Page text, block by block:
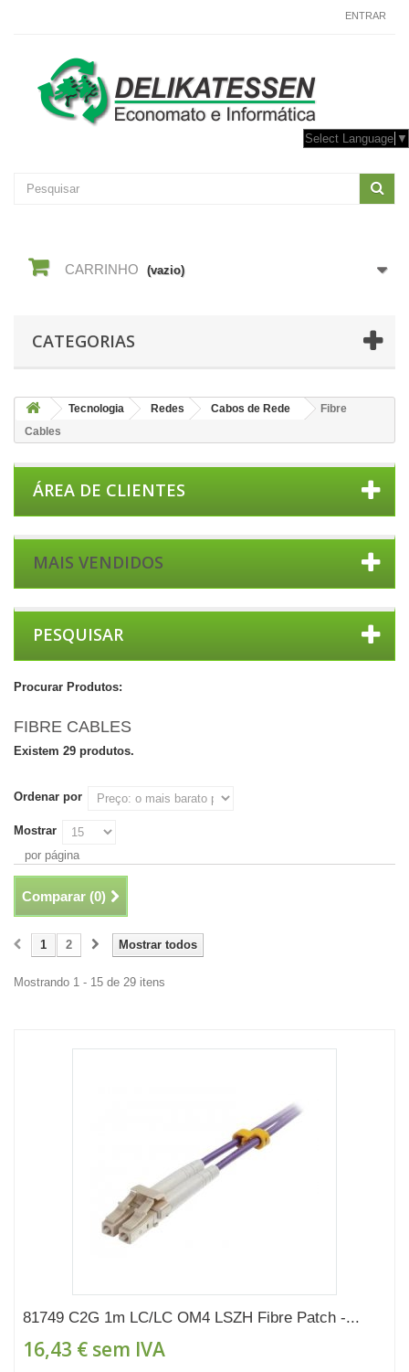
ENTRAR
Select Language ▼
CARRINHO (vazio)
CATEGORIAS
Tecnologia Redes Cabos de Rede
Fibre
Cables
ÁREA DE CLIENTES
MAIS VENDIDOS
PESQUISAR
Procurar Produtos:
FIBRE CABLES
Existem 29 produtos.
Ordenar por
Mostrar
por página
Comparar (0)
Mostrar todos
1 2
Mostrando 1 - 15 de 29 itens
81749 C2G 1m LC/LC OM4 LSZH Fibre Patch -...
16,43 € sem IVA